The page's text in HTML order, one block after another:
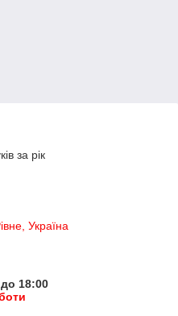
за рік
Україна
18:00